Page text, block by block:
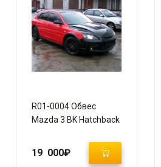
R01-0004 Обвес
Mazda 3 BK Hatchback
19 000₽